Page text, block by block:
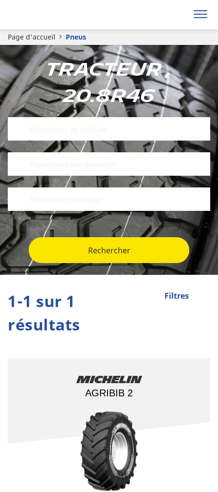
Page d'accueil Pneus
Tracteur ,
20.8R46
Rechercher
Filtres
1-1 sur 1
résultats
Michelin
AGRIBIB 2